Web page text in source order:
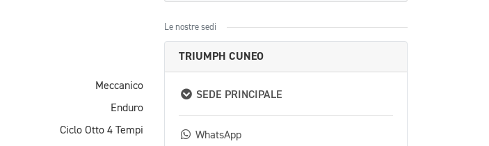
Meccanico
Enduro
Ciclo Otto 4 Tempi
Le nostre sedi
TRIUMPH CUNEO
SEDE PRINCIPALE
WhatsApp